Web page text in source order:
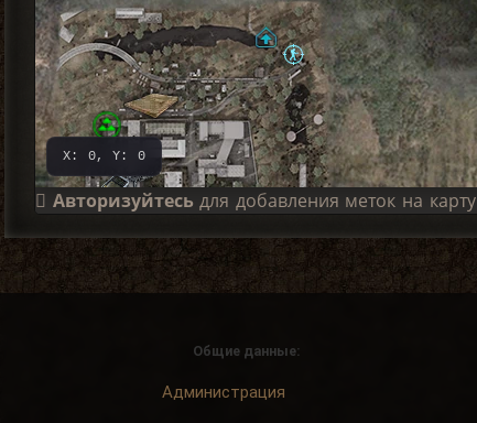
X: 0, Y: 0
Авторизуйтесьдля добавления меток на карту
Общие данные:
Администрация